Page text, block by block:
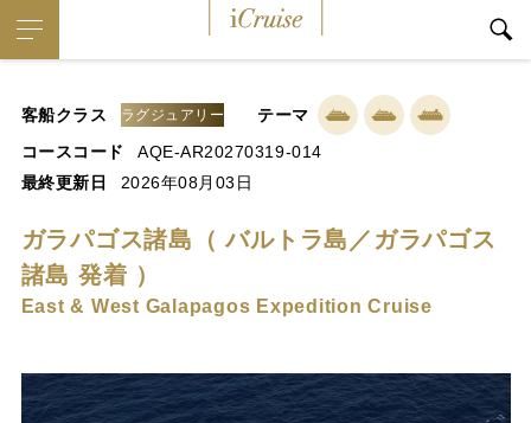
客船クラス ラグジュアリー
テーマ
コースコード
AQE-AR20270319-014
最終更新日
2026年08月03日
ガラパゴス諸島（ バルトラ島／ガラパゴス
諸島 発着 ）
East & West Galapagos Expedition Cruise